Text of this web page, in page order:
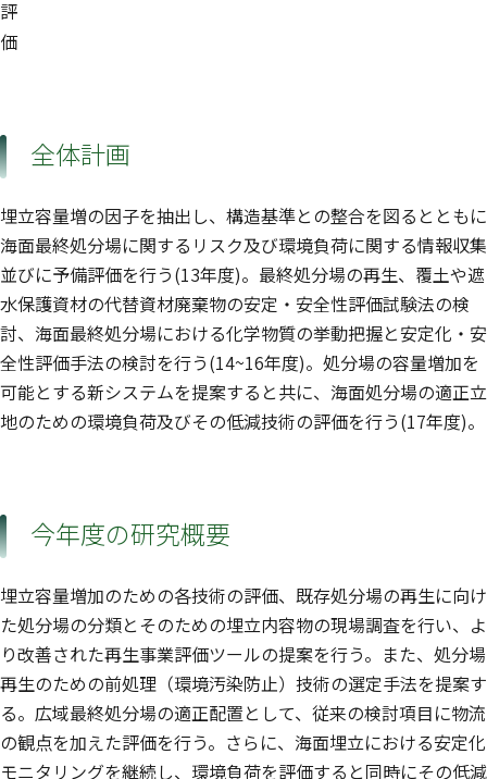
評
価
全体計画
埋立容量増の因子を抽出し、構造基準との整合を図るとともに
海面最終処分場に関するリスク及び環境負荷に関する情報収集
並びに予備評価を行う(13年度)。最終処分場の再生、覆土や遮
水保護資材の代替資材廃棄物の安定・安全性評価試験法の検
討、海面最終処分場における化学物質の挙動把握と安定化・安
全性評価手法の検討を行う(14~16年度)。処分場の容量増加を
可能とする新システムを提案すると共に、海面処分場の適正立
地のための環境負荷及びその低減技術の評価を行う(17年度)。
今年度の研究概要
埋立容量増加のための各技術の評価、既存処分場の再生に向け
た処分場の分類とそのための埋立内容物の現場調査を行い、よ
り改善された再生事業評価ツールの提案を行う。また、処分場
再生のための前処理（環境汚染防止）技術の選定手法を提案す
る。広域最終処分場の適正配置として、従来の検討項目に物流
の観点を加えた評価を行う。さらに、海面埋立における安定化
モニタリングを継続し、環境負荷を評価すると同時にその低減